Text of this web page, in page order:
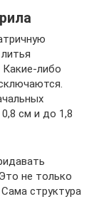
либо
см и до 1,8
не только
структура